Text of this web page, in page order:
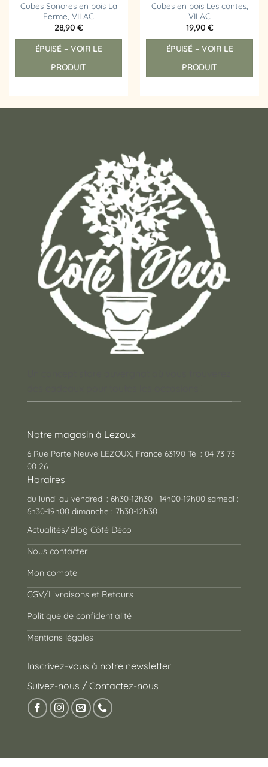
Cubes Sonores en bois La
Ferme, VILAC
28,90 €
ÉPUISÉ – VOIR LE
PRODUIT
Cubes en bois Les contes,
VILAC
19,90 €
ÉPUISÉ – VOIR LE
PRODUIT
Notre magasin à Lezoux
6 Rue Porte Neuve LEZOUX, France 63190 Tél : 04 73 73
00 26
Horaires
du lundi au vendredi : 6h30-12h30 | 14h00-19h00 samedi :
6h30-19h00 dimanche : 7h30-12h30
Actualités/Blog Côté Déco
Nous contacter
Mon compte
CGV/Livraisons et Retours
Politique de confidentialité
Mentions légales
Inscrivez-vous à notre newsletter
Suivez-nous / Contactez-nous